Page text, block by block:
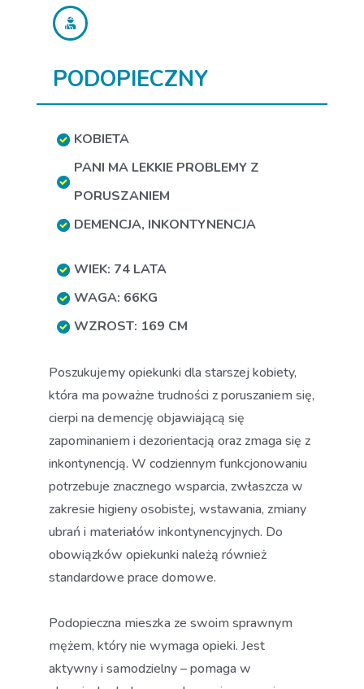
PODOPIECZNY
KOBIETA
PANI MA LEKKIE PROBLEMY Z
PORUSZANIEM
DEMENCJA, INKONTYNENCJA
WIEK: 74 LATA
WAGA: 66KG
WZROST: 169 CM
Poszukujemy opiekunki dla starszej kobiety,
która ma poważne trudności z poruszaniem się,
cierpi na demencję objawiającą się
zapominaniem i dezorientacją oraz zmaga się z
inkontynencją. W codziennym funkcjonowaniu
potrzebuje znacznego wsparcia, zwłaszcza w
zakresie higieny osobistej, wstawania, zmiany
ubrań i materiałów inkontynencyjnych. Do
obowiązków opiekunki należą również
standardowe prace domowe.
Podopieczna mieszka ze swoim sprawnym
mężem, który nie wymaga opieki. Jest
aktywny i samodzielny – pomaga w